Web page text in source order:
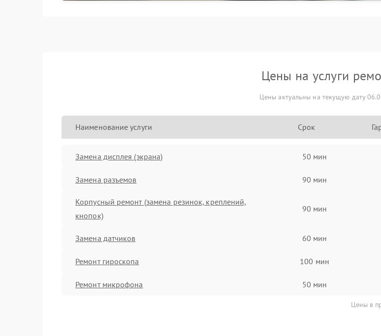
Цены на услуги
Цены актуальны на текущую дату
Наименование услуги Срок
Замена дисплея (экрана) 50 мин
Замена разъемов 90 мин
Корпусный ремонт (замена резинок, креплений,
кнопок)
90 мин
Замена датчиков 60 мин
Ремонт гироскопа 100 мин
Ремонт микрофона 50 мин
Цены в